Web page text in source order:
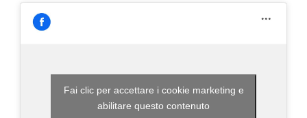
Fai clic per accettare i cookie marketing e
abilitare questo contenuto